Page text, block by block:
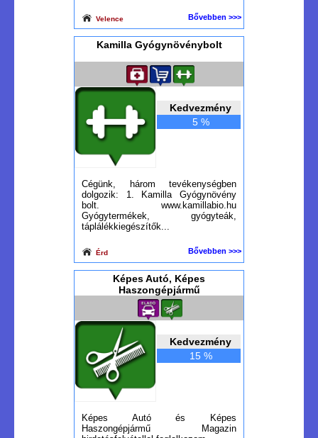
Velence Bővebben >>>
Kamilla Gyógynövénybolt
Kedvezmény
5 %
Cégünk, három tevékenységben
dolgozik: 1. Kamilla Gyógynövény
bolt. www.kamillabio.hu
Gyógytermékek, gyógyteák,
táplálékkiegészítők...
Érd Bővebben >>>
Képes Autó, Képes
Haszongépjármű
Kedvezmény
15 %
Képes Autó és Képes
Haszongépjármű Magazin